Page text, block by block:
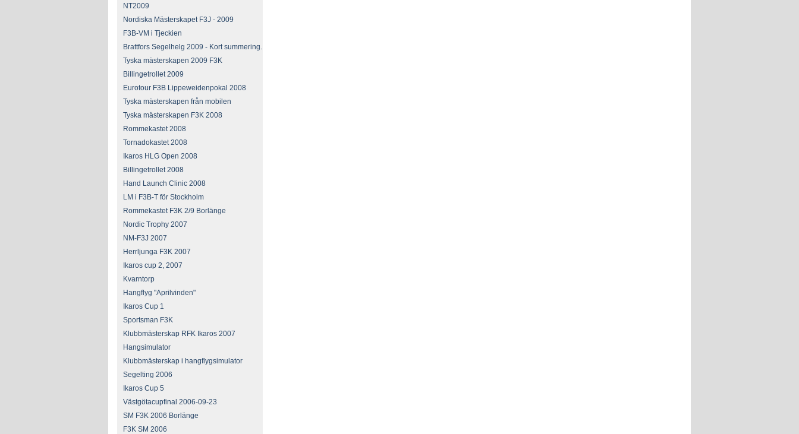
NT2009
Nordiska Mästerskapet F3J - 2009
F3B-VM i Tjeckien
Brattfors Segelhelg 2009 - Kort summering.
Tyska mästerskapen 2009 F3K
Billingetrollet 2009
Eurotour F3B Lippeweidenpokal 2008
Tyska mästerskapen från mobilen
Tyska mästerskapen F3K 2008
Rommekastet 2008
Tornadokastet 2008
Ikaros HLG Open 2008
Billingetrollet 2008
Hand Launch Clinic 2008
LM i F3B-T för Stockholm
Rommekastet F3K 2/9 Borlänge
Nordic Trophy 2007
NM-F3J 2007
Herrljunga F3K 2007
Ikaros cup 2, 2007
Kvarntorp
Hangflyg "Aprilvinden"
Ikaros Cup 1
Sportsman F3K
Klubbmästerskap RFK Ikaros 2007
Hangsimulator
Klubbmästerskap i hangflygsimulator
Segelting 2006
Ikaros Cup 5
Västgötacupfinal 2006-09-23
SM F3K 2006 Borlänge
F3K SM 2006